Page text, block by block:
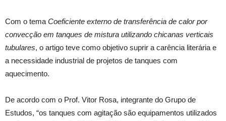
Com o tema Coeficiente externo de transferência de calor por
convecção em tanques de mistura utilizando chicanas verticais
tubulares, o artigo teve como objetivo suprir a carência literária e
a necessidade industrial de projetos de tanques com
aquecimento.
De acordo com o Prof. Vitor Rosa, integrante do Grupo de
Estudos, “os tanques com agitação são equipamentos utilizados